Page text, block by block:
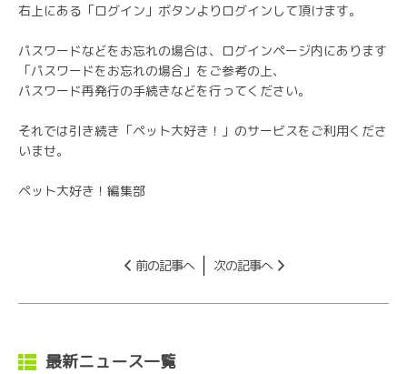
右上にある「ログイン」ボタンよりログインして頂けます。
パスワードなどをお忘れの場合は、ログインページ内にあります
「パスワードをお忘れの場合」をご参考の上、
パスワード再発行の手続きなどを行ってください。
それでは引き続き「ペット大好き！」のサービスをご利用くださ
いませ。
ペット大好き！編集部
前の記事へ 次の記事へ
最新ニュース一覧